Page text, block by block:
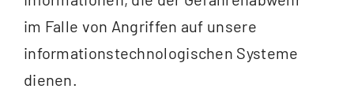
im Falle von Angriffen auf unsere
informationstechnologischen Systeme
dienen.